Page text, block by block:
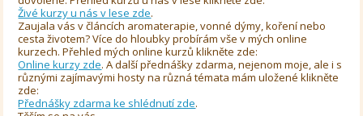
Živé kurzy u nás v lese zde.
Zaujala vás v článcích aromaterapie, vonné dýmy, koření nebo
cesta životem? Více do hloubky probírám vše v mých online
kurzech. Přehled mých online kurzů klikněte zde:
Online kurzy zde. A další přednášky zdarma, nejenom moje, ale i s
různými zajímavými hosty na různá témata mám uložené klikněte
zde:
Přednášky zdarma ke shlédnutí zde.